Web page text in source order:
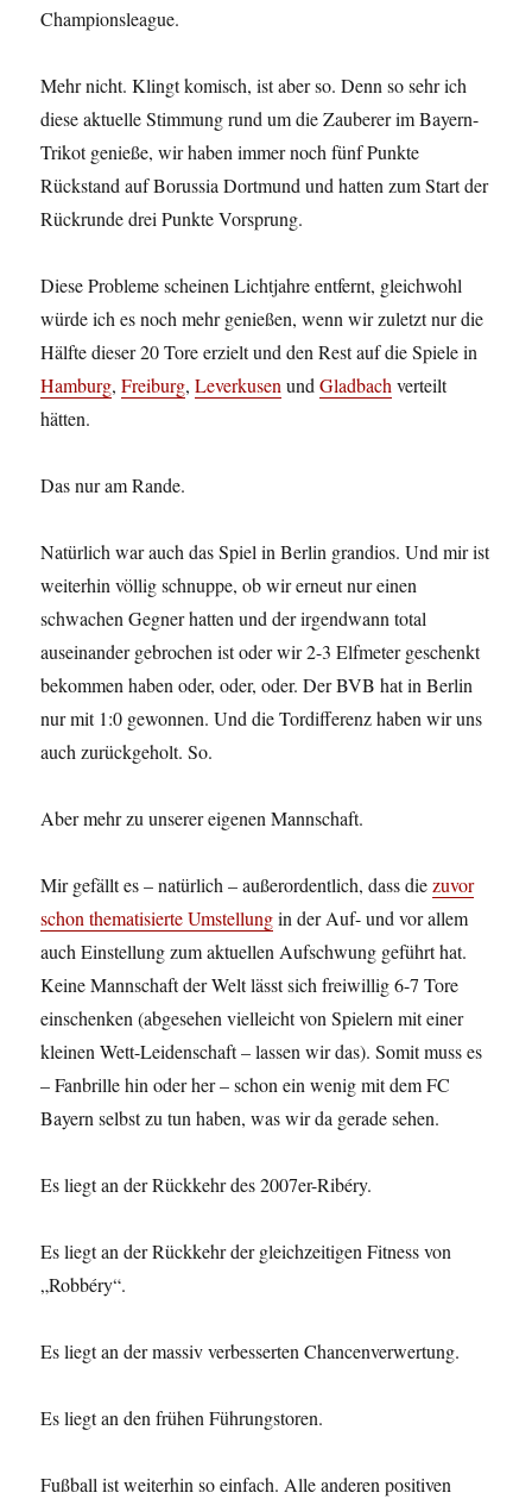
Championsleague.
Mehr nicht. Klingt komisch, ist aber so. Denn so sehr ich
diese aktuelle Stimmung rund um die Zauberer im Bayern-
Trikot genieße, wir haben immer noch fünf Punkte
Rückstand auf Borussia Dortmund und hatten zum Start der
Rückrunde drei Punkte Vorsprung.
Diese Probleme scheinen Lichtjahre entfernt, gleichwohl
würde ich es noch mehr genießen, wenn wir zuletzt nur die
Hälfte dieser 20 Tore erzielt und den Rest auf die Spiele in
Hamburg,Freiburg,LeverkusenundGladbachverteilt
hätten.
Das nur am Rande.
Natürlich war auch das Spiel in Berlin grandios. Und mir ist
weiterhin völlig schnuppe, ob wir erneut nur einen
schwachen Gegner hatten und der irgendwann total
auseinander gebrochen ist oder wir 2-3 Elfmeter geschenkt
bekommen haben oder, oder, oder. Der BVB hat in Berlin
nur mit 1:0 gewonnen. Und die Tordifferenz haben wir uns
auch zurückgeholt. So.
Aber mehr zu unserer eigenen Mannschaft.
Mir gefällt es – natürlich – außerordentlich, dass diezuvor
schon thematisierte Umstellungin der Auf- und vor allem
auch Einstellung zum aktuellen Aufschwung geführt hat.
Keine Mannschaft der Welt lässt sich freiwillig 6-7 Tore
einschenken (abgesehen vielleicht von Spielern mit einer
kleinen Wett-Leidenschaft – lassen wir das). Somit muss es
– Fanbrille hin oder her – schon ein wenig mit dem FC
Bayern selbst zu tun haben, was wir da gerade sehen.
Es liegt an der Rückkehr des 2007er-Ribéry.
Es liegt an der Rückkehr der gleichzeitigen Fitness von
„Robbéry“.
Es liegt an der massiv verbesserten Chancenverwertung.
Es liegt an den frühen Führungstoren.
Fußball ist weiterhin so einfach. Alle anderen positiven